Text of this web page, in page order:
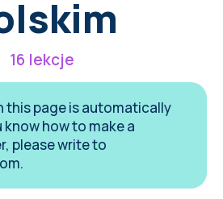
16 lekcje
this page is automatically
how to make a
please write to
.